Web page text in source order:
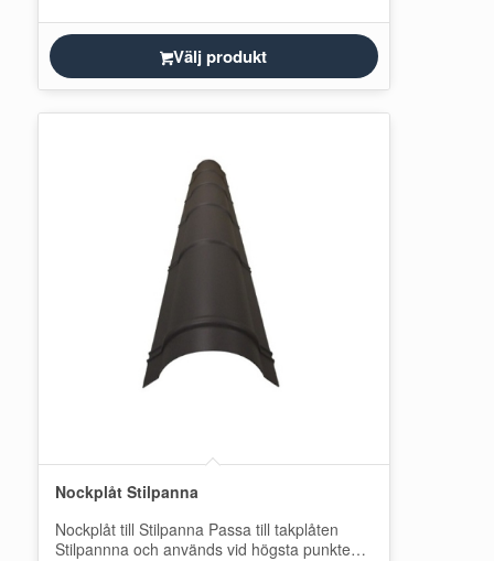
Välj produkt
Nockplåt Stilpanna
Nockplåt till Stilpanna Passa till takplåten
Stilpannna och används vid högsta punkten